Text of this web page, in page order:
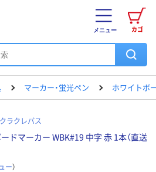
カゴ
メニュー
マーカー・蛍光ペン ホワイトボ
ラクレパス
ドマーカー WBK#19 中字 赤 1本（直送
ー）